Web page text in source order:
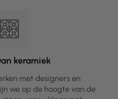
keramiek
met designers en
we op de hoogte van de